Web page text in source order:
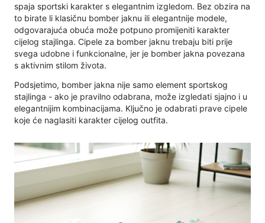
spaja sportski karakter s elegantnim izgledom. Bez obzira na
to birate li klasičnu bomber jaknu ili elegantnije modele,
odgovarajuća obuća može potpuno promijeniti karakter
cijelog stajlinga. Cipele za bomber jaknu trebaju biti prije
svega udobne i funkcionalne, jer je bomber jakna povezana
s aktivnim stilom života.
Podsjetimo, bomber jakna nije samo element sportskog
stajlinga - ako je pravilno odabrana, može izgledati sjajno i u
elegantnijim kombinacijama. Ključno je odabrati prave cipele
koje će naglasiti karakter cijelog outfita.